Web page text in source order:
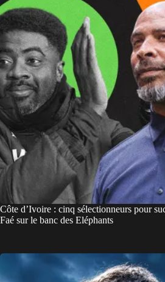
Côte d’Ivoire : cinq sélectionneurs pour
Faé sur le banc des Eléphants